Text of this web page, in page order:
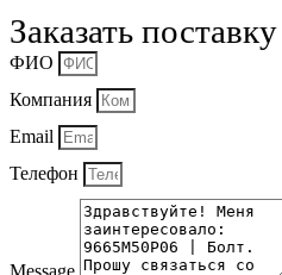
Заказать поставку
ФИО
Компания
Email
Телефон
Message